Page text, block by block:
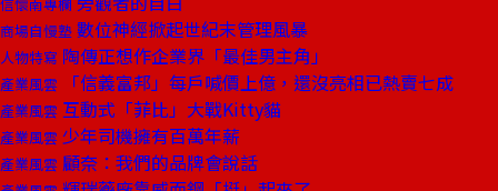
商場自慢塾 數位神經掀起世紀末管理風暴
人物特寫 陶傳正想作企業界「最佳男主角」
產業風雲 「信義富邦」每戶喊價上億，還沒亮相已熱賣七成
產業風雲 互動式「菲比」大戰Kitty貓
產業風雲 少年司機擁有百萬年薪
產業風雲 顧奈：我們的品牌會說話